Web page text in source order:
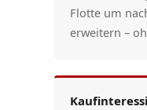
Flotte um
erweitern –